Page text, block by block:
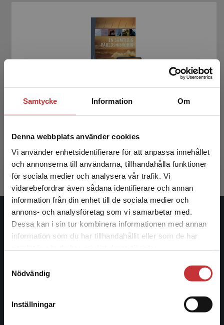
Samtycke Information Om
Denna webbplats använder cookies
Vi använder enhetsidentifierare för att anpassa innehållet
och annonserna till användarna, tillhandahålla funktioner
för sociala medier och analysera vår trafik. Vi
vidarebefordrar även sådana identifierare och annan
information från din enhet till de sociala medier och
annons- och analysföretag som vi samarbetar med.
Dessa kan i sin tur kombinera informationen med annan
information som du har tillhandahållit eller som de har
Nödvändig
Inställningar
Begränsad fraktregion
Det verkar som att du besöker
studentlitteratur.se via en enhet utanför Sverige.
Vi erbjuder inte leveranser utanför Sverige. För
att kunna slutföra ett köp måste
En samtidig världshistoria (bok + digital
Sjöberg, Maria (red.)
675 krinkl. moms
Exkl. moms: 637 kr
Studentlitteratur
facklitteratur, utbildningar och digitala
informationstjänster i utbudet, finns Studentlitteratur med